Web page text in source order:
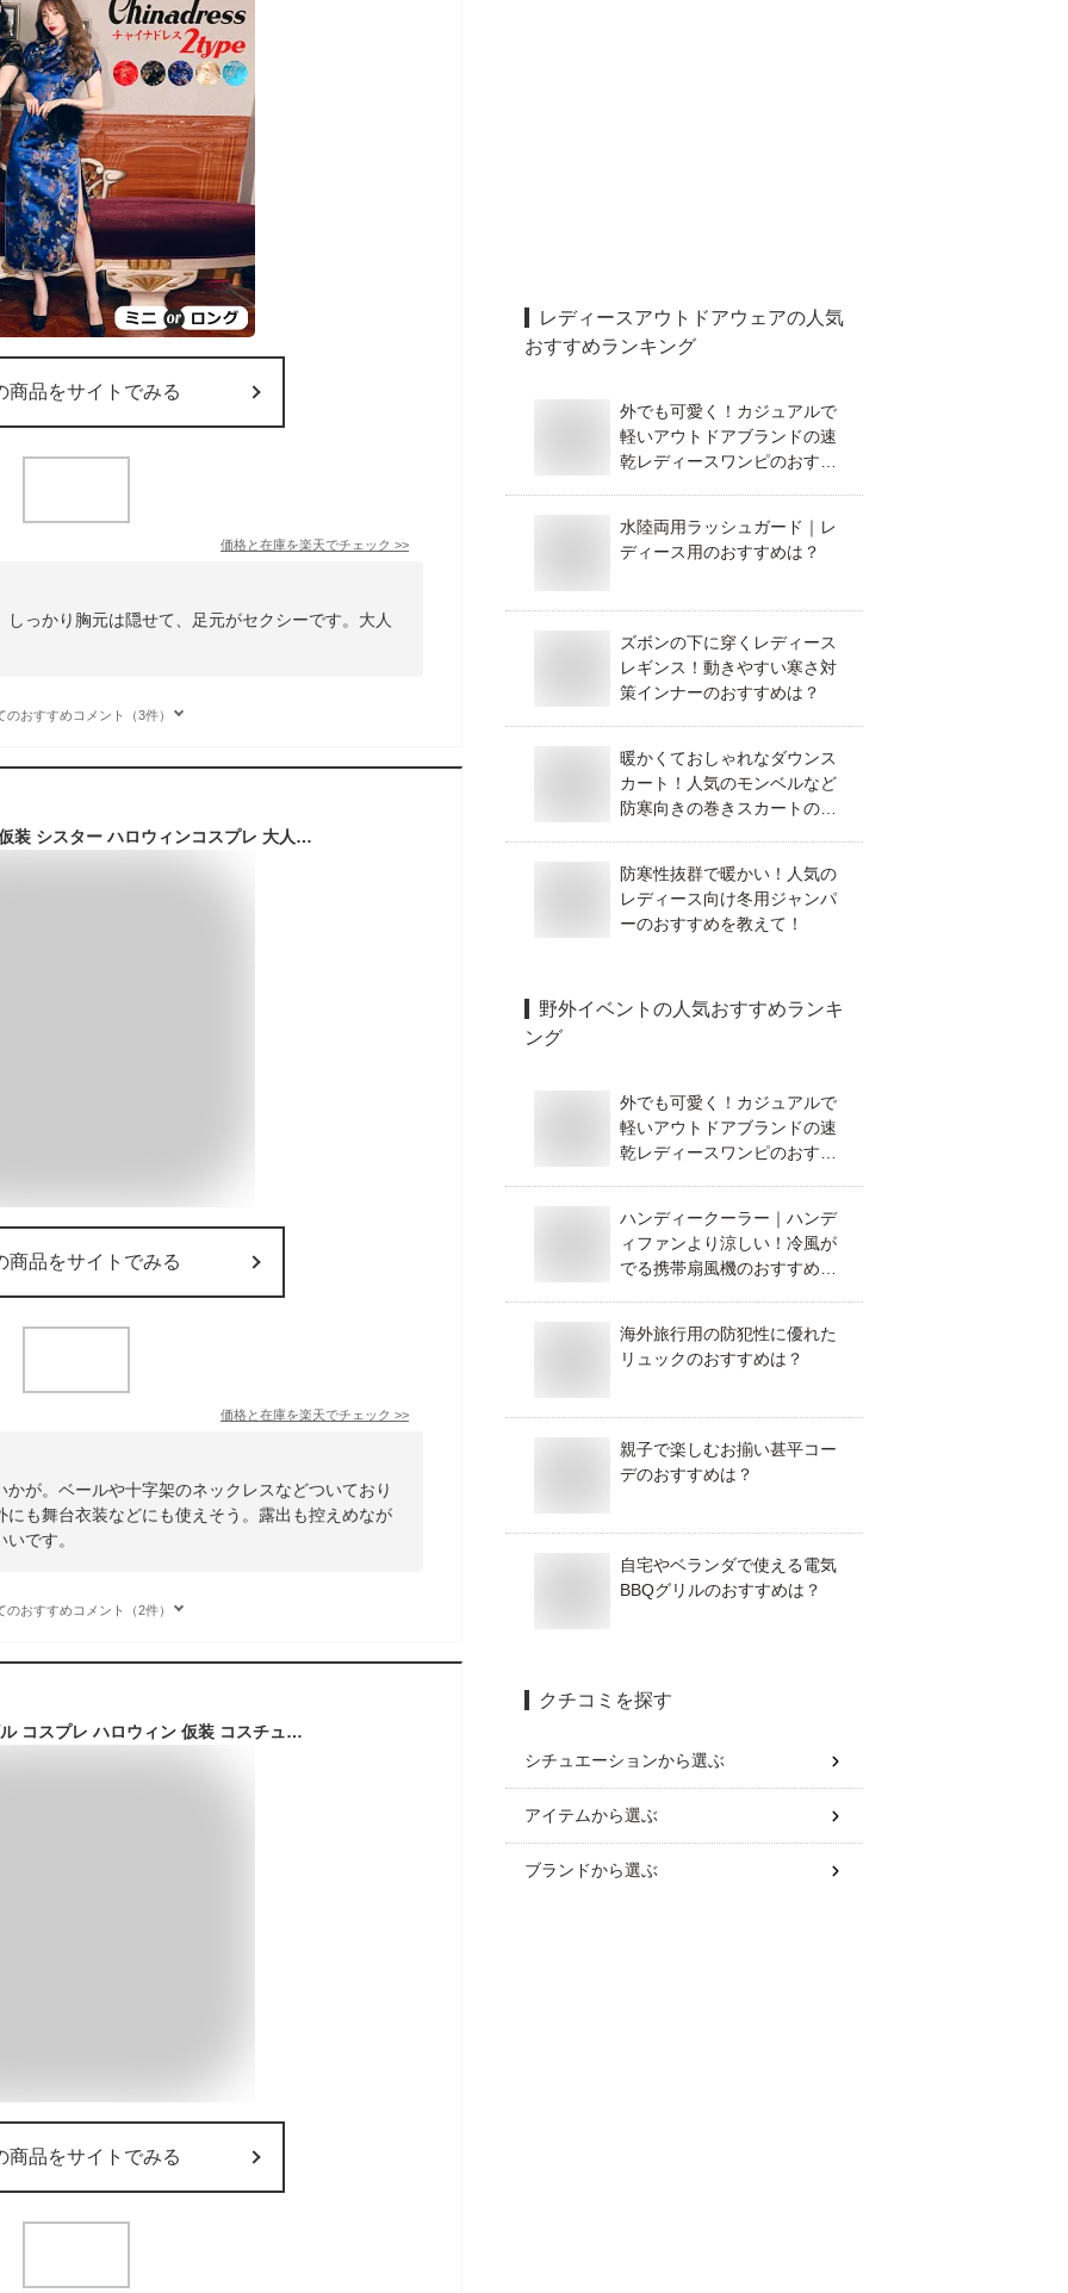
商品をサイトでみる
価格と在庫を楽天でチェック >>
っかり胸元は隠せて、足元がセクシーです。大人
のおすすめコメント（3件）
ハロウィン コスプレ 仮装 シスター ハロウィンコスプレ 大人 女性 可愛い 大きいサイズ セクシー レディース 修道院 修道女 修道士 聖女 かわいい コスプレ 衣装 コスチューム ハロウィン仮装 コスプレ衣装 コスプレ仮装 コスプレハロウィン コスチュームハロウィン
商品をサイトでみる
価格と在庫を楽天でチェック >>
が。ベールや十字架のネックレスなどついており
も舞台衣装などにも使えそう。露出も控えめなが
です。
のおすすめコメント（2件）
[EMIRIP] 小悪魔 デビル コスプレ ハロウィン 仮装 コスチューム セクシー 大人 女性 レディース クリスマス 7点セット （網タイツ付 Mサイズ
商品をサイトでみる
レディースアウトドアウェアの人気
おすすめランキング
外でも可愛く！カジュアルで
軽いアウトドアブランドの速
乾レディースワンピのおすす
水陸両用ラッシュガード｜レ
ディース用のおすすめは？
ズボンの下に穿くレディース
レギンス！動きやすい寒さ対
策インナーのおすすめは？
暖かくておしゃれなダウンス
カート！人気のモンベルなど
防寒向きの巻きスカートのお
防寒性抜群で暖かい！人気の
レディース向け冬用ジャンパ
ーのおすすめを教えて！
野外イベント の人気おすすめランキ
ング
外でも可愛く！カジュアルで
軽いアウトドアブランドの速
乾レディースワンピのおすす
ハンディークーラー｜ハンデ
ィファンより涼しい！冷風が
でる携帯扇風機のおすすめ
海外旅行用の防犯性に優れた
リュックのおすすめは？
親子で楽しむお揃い甚平コー
デのおすすめは？
自宅やベランダで使える電気
BBQグリルのおすすめは？
クチコミを探す
シチュエーションから選ぶ
アイテムから選ぶ
ブランドから選ぶ